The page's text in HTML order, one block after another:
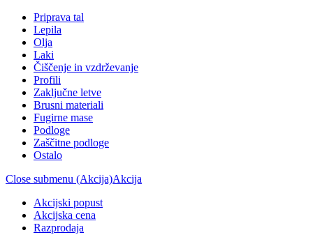
Priprava tal
Lepila
Olja
Laki
Čiščenje in vzdrževanje
Profili
Zaključne letve
Brusni materiali
Fugirne mase
Podloge
Zaščitne podloge
Ostalo
Close submenu (Akcija)Akcija
Akcijski popust
Akcijska cena
Razprodaja